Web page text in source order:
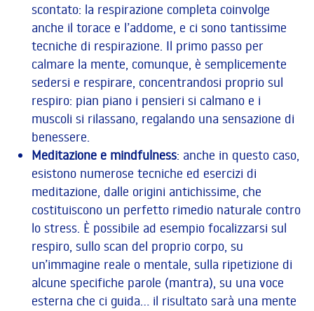
scontato: la respirazione completa coinvolge
anche il torace e l’addome, e ci sono tantissime
tecniche di respirazione. Il primo passo per
calmare la mente, comunque, è semplicemente
sedersi e respirare, concentrandosi proprio sul
respiro: pian piano i pensieri si calmano e i
muscoli si rilassano, regalando una sensazione di
benessere.
Meditazione e mindfulness: anche in questo caso,
esistono numerose tecniche ed esercizi di
meditazione, dalle origini antichissime, che
costituiscono un perfetto rimedio naturale contro
lo stress. È possibile ad esempio focalizzarsi sul
respiro, sullo scan del proprio corpo, su
un’immagine reale o mentale, sulla ripetizione di
alcune specifiche parole (mantra), su una voce
esterna che ci guida… il risultato sarà una mente